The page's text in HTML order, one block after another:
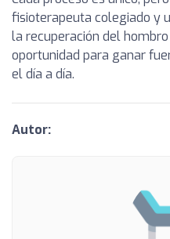
fisioterapeuta colegiado y
la recuperación del
oportunidad para ganar
el día a día.
Autor: